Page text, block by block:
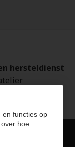
hersteldienst
en functies op
hoe